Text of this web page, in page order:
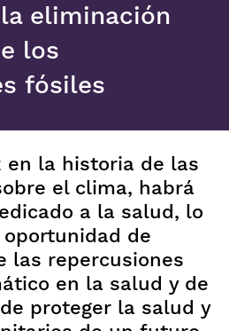
eliminación
los
fósiles
en la historia de las
el clima, habrá
a la salud, lo
de
las repercusiones
en la salud y de
proteger la salud y